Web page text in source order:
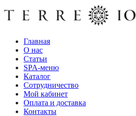
Перейти
Главная
О нас
Статьи
SPA-меню
Каталог
Сотрудничество
Мой кабинет
Оплата и доставка
Контакты